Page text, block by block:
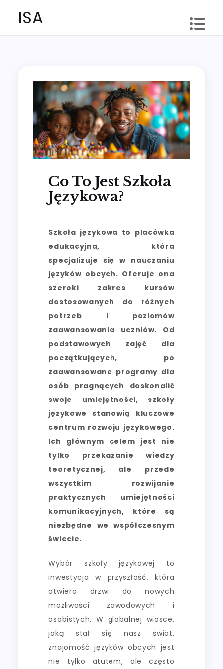
ISA
Co To Jest Szkoła
Językowa?
Szkoła językowa to placówka
edukacyjna, która
specjalizuje się w nauczaniu
języków obcych. Oferuje ona
szeroki zakres kursów
dostosowanych do różnych
potrzeb i poziomów
zaawansowania uczniów. Od
podstawowych zajęć dla
początkujących, po
zaawansowane programy dla
osób pragnących doskonalić
swoje umiejętności, szkoły
językowe stanowią kluczowe
centrum rozwoju językowego.
Ich głównym celem jest nie
tylko przekazanie wiedzy
teoretycznej, ale przede
wszystkim rozwijanie
praktycznych umiejętności
komunikacyjnych, które są
niezbędne we współczesnym
świecie.
Wybór szkoły językowej to
inwestycja w przyszłość, która
otwiera drzwi do nowych
możliwości zawodowych i
osobistych. W globalnej wiosce,
jaką stał się nasz świat,
znajomość języków obcych jest
nie tylko atutem, ale często